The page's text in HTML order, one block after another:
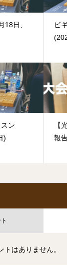
18日、
ビ
ン
)
【
報
トはありません。